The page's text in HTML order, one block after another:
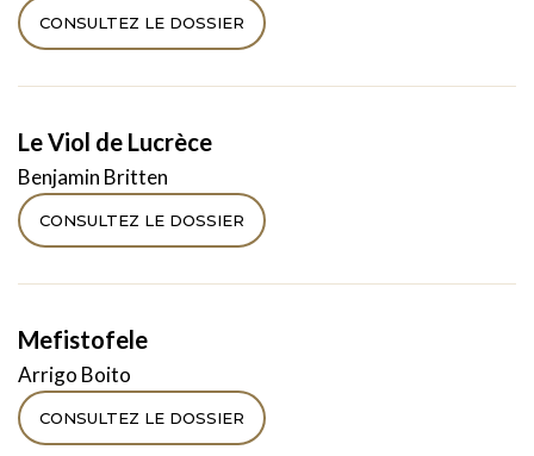
CONSULTEZ LE DOSSIER
Le Viol de Lucrèce
Benjamin Britten
CONSULTEZ LE DOSSIER
Mefistofele
Arrigo Boito
CONSULTEZ LE DOSSIER